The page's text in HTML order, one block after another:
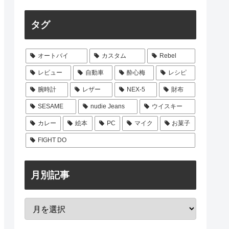
タグ
オートバイ カスタム Rebel
レビュー 自動車 酔心梅 レシピ
腕時計 レザー NEX-5 財布
SESAME nudie Jeans ウイスキー
カレー 絵本 PC マイク お菓子
FIGHT DO
月別記事